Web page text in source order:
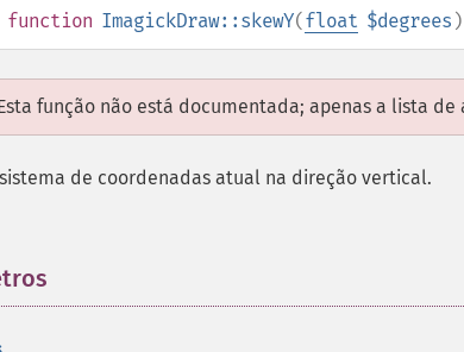
function ImagickDraw::skewY(float $degrees
função não está documentada; apenas a lista
de coordenadas atual na direção vertical.